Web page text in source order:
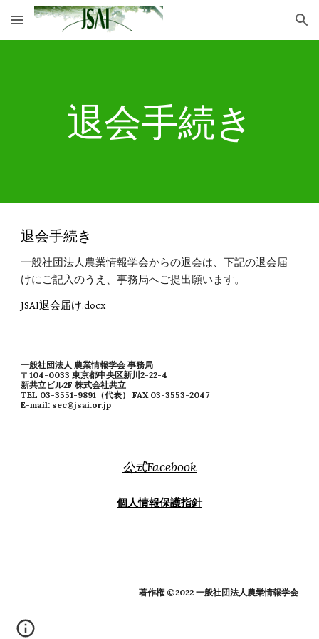
Skip to main content Skip to navigation
退会手続き
退会手続き
一般社団法人農業情報学会からの退会は、下記の退会届
けにご記入のうえ、事務局へご提出願います。
JSAI退会届け.docx
一般社団法人 農業情報学会 事務局
〒104-0033 東京都中央区新川2-22-4
新共立ビル2F 株式会社共立
TEL 03-3551-9891（代表） FAX 03-3553-2047
E-mail: sec@jsai.or.jp
公式Facebook
個人情報保護指針
著作権 ©2022 一般社団法人農業情報学会